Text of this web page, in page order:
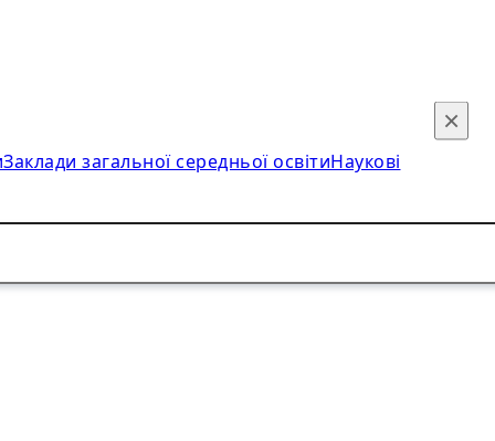
Заклади загальної середньої освітиНаукові
×